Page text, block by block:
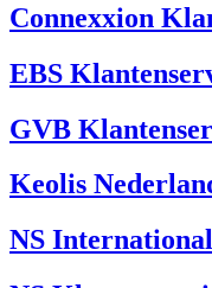
Connexxion
EBS
GVB
Keolis
NS